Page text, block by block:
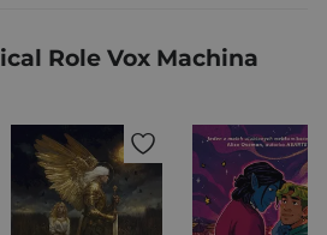
Role Vox Machina